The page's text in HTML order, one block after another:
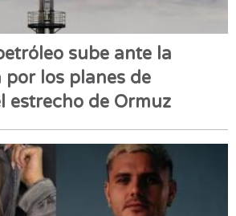
sube ante la
los planes de
estrecho de Ormuz